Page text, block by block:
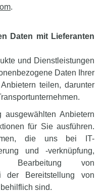
.
Daten mit Lieferanten
und Dienstleistungen
Daten Ihrer
teilen, darunter
Anbietern
für Sie ausführen.
die uns bei IT-
und -verknüpfung,
Bearbeitung von
der Bereitstellung von
sind.